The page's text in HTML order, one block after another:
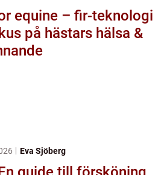
equine – fir-teknologi
på hästars hälsa &
Eva Sjöberg